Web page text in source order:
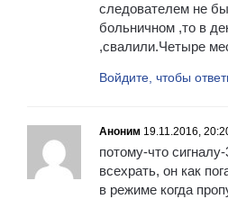
следователем не
больничном ,то в
,свалили.Четыре
Войдите, чтобы
Аноним 19.11.2016,
потому-что
всехрать, он как
в режиме когда